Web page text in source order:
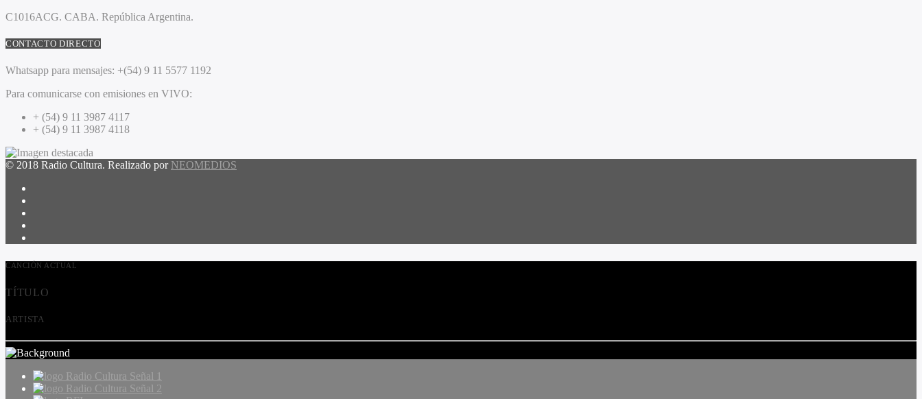
C1016ACG. CABA. República Argentina.
CONTACTO DIRECTO
Whatsapp para mensajes: +(54) 9 11 5577 1192
Para comunicarse con emisiones en VIVO:
+ (54) 9 11 3987 4117
+ (54) 9 11 3987 4118
© 2018 Radio Cultura. Realizado por NEOMEDIOS
CANCIÓN ACTUAL
TÍTULO
ARTISTA
Radio Cultura Señal 1
Radio Cultura Señal 2